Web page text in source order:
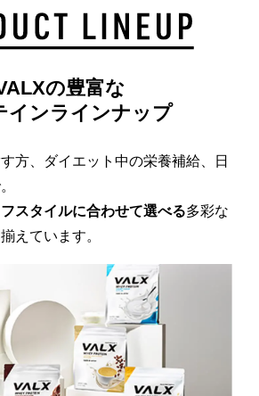
の豊富な
インラインナップ
方、ダイエット中の栄養補給、日
スタイルに合わせて選べる多彩な
えています。